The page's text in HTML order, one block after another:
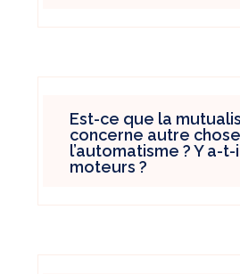
Est-ce que la
concerne autre
l’automatisme ? Y a-
moteurs ?